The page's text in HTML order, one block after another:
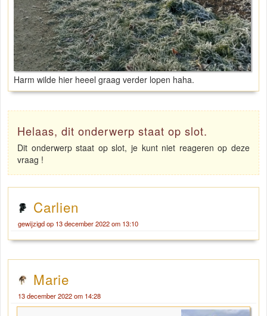
Harm wilde hier heeel graag verder lopen haha.
Helaas, dit onderwerp staat op slot.
Dit onderwerp staat op slot, je kunt niet reageren op deze
vraag !
Carlien
gewijzigd op 13 december 2022 om 13:10
Marie
13 december 2022 om 14:28